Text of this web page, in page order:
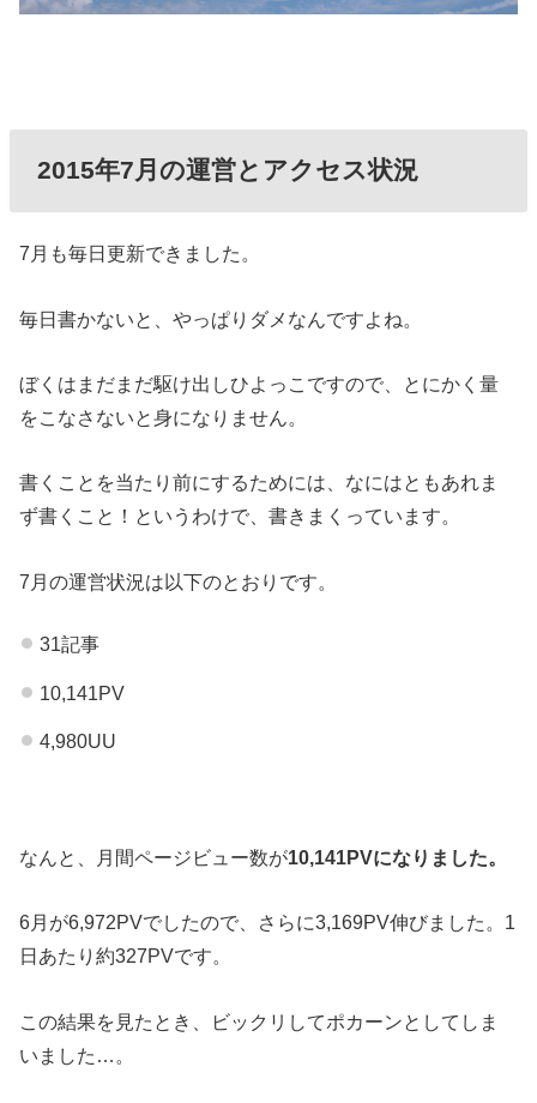
2015年7月の運営とアクセス状況
7月も毎日更新できました。
毎日書かないと、やっぱりダメなんですよね。
ぼくはまだまだ駆け出しひよっこですので、とにかく量
をこなさないと身になりません。
書くことを当たり前にするためには、なにはともあれま
ず書くこと！というわけで、書きまくっています。
7月の運営状況は以下のとおりです。
31記事
10,141PV
4,980UU
なんと、月間ページビュー数が10,141PVになりました。
6月が6,972PVでしたので、さらに3,169PV伸びました。1
日あたり約327PVです。
この結果を見たとき、ビックリしてポカーンとしてしま
いました…。